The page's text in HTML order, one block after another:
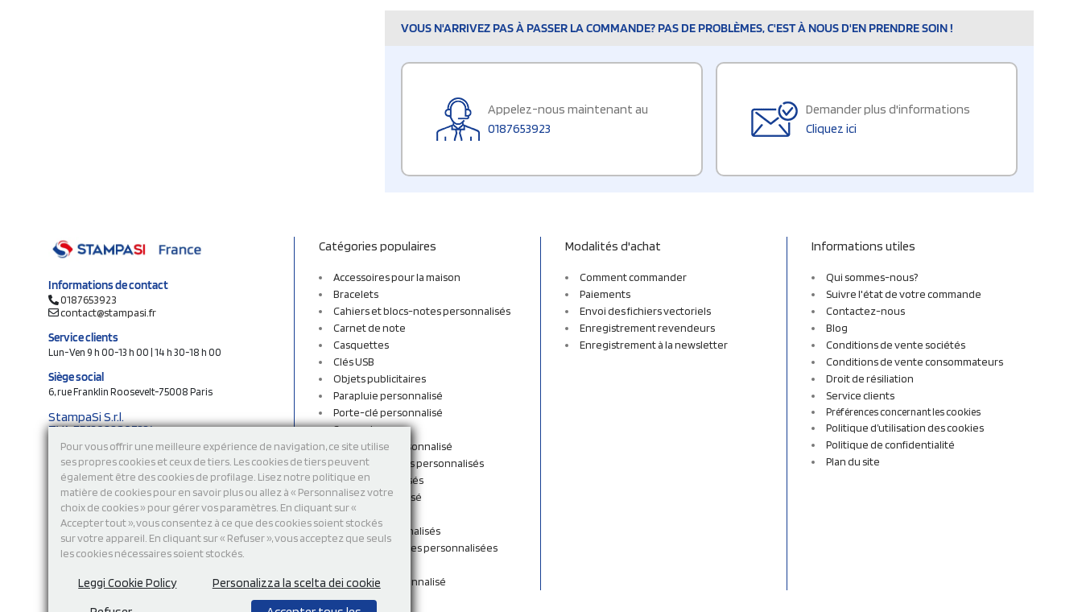
Pour vous offrir une meilleure expérience de navigation, ce site utilise
ses propres cookies et ceux de tiers. Les cookies de tiers peuvent
également être des cookies de profilage. Lisez notre politique en
matière de cookies pour en savoir plus ou allez à « Personnalisez votre
choix de cookies » pour gérer vos paramètres. En cliquant sur «
Accepter tout », vous consentez à ce que des cookies soient stockés
sur votre appareil. En cliquant sur « Refuser », vous acceptez que seuls
les cookies nécessaires soient stockés.
Leggi Cookie Policy Personalizza la scelta dei cookie
VOUS N'ARRIVEZ PAS À PASSER LA COMMANDE? PAS DE PROBLÈMES, C'EST À NOUS D'EN PRENDRE SOIN !
Appelez-nous maintenant au
0187653923
Demander plus d'informations
Cliquez ici
Informations de contact
0187653923
contact@stampasi.fr
Service clients
Lun-Ven 9 h 00-13 h 00 | 14 h 30-18 h 00
Siège social
6, rue Franklin Roosevelt-75008 Paris
StampaSi S.r.l.
TVA FR13922807334
N° Rea MI-2110632
Capital social € 250.000 i.v.
Découvrez notre catalogue en ligne
Catégories populaires
Accessoires pour la maison
Bracelets
Cahiers et blocs-notes personnalisés
Carnet de note
Casquettes
Clés USB
Objets publicitaires
Parapluie personnalisé
Porte-clé personnalisé
Sac cordon
Sac en tissu personnalisé
Sacs et sacs à dos personnalisés
Sacs personnalisés
Stylo personnalisé
Sweatshirts
T-shirts personnalisés
Tasses et Gourdes personnalisées
Vêtement personnalisé
Modalités d'achat
Comment commander
Paiements
Envoi des fichiers vectoriels
Enregistrement revendeurs
Enregistrement à la newsletter
Informations utiles
Qui sommes-nous?
Suivre l'état de votre commande
Contactez-nous
Blog
Conditions de vente sociétés
Conditions de vente consommateurs
Droit de résiliation
Service clients
Préférences concernant les cookies
Politique d’utilisation des cookies
Politique de confidentialité
Plan du site